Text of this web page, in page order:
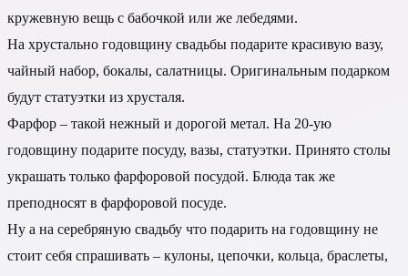
кружевную вещь с бабочкой или же лебедями.
На хрустально годовщину свадьбы подарите красивую вазу,
чайный набор, бокалы, салатницы. Оригинальным подарком
будут статуэтки из хрусталя.
Фарфор – такой нежный и дорогой метал. На 20-ую
годовщину подарите посуду, вазы, статуэтки. Принято столы
украшать только фарфоровой посудой. Блюда так же
преподносят в фарфоровой посуде.
Ну а на серебряную свадьбу что подарить на годовщину не
стоит себя спрашивать – кулоны, цепочки, кольца, браслеты,